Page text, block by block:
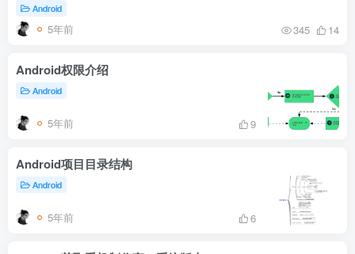
activity 是用户正在浏...
Android
5年前 345 14
Android权限介绍
Android
5年前 9
Android项目目录结构
Android
5年前 6